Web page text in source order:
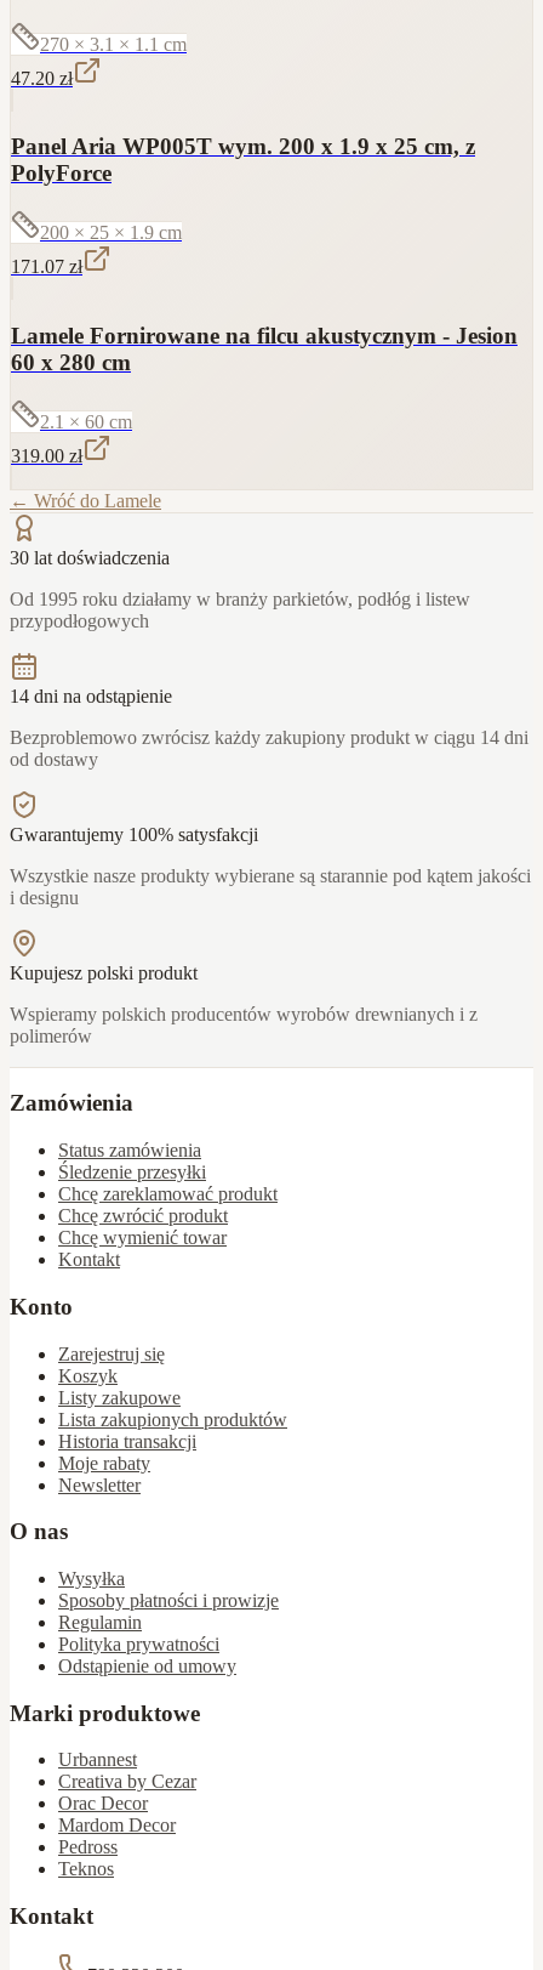
270 × 3.1 × 1.1 cm
47.20 zł
Panel Aria WP005T wym. 200 x 1.9 x 25 cm, z
PolyForce
200 × 25 × 1.9 cm
171.07 zł
Lamele Fornirowane na filcu akustycznym - Jesion
60 x 280 cm
2.1 × 60 cm
319.00 zł
← Wróć do Lamele
30 lat doświadczenia
Od 1995 roku działamy w branży parkietów, podłóg i listew
przypodłogowych
14 dni na odstąpienie
Bezproblemowo zwrócisz każdy zakupiony produkt w ciągu 14 dni
od dostawy
Gwarantujemy 100% satysfakcji
Wszystkie nasze produkty wybierane są starannie pod kątem jakości
i designu
Kupujesz polski produkt
Wspieramy polskich producentów wyrobów drewnianych i z
polimerów
Zamówienia
Status zamówienia
Śledzenie przesyłki
Chcę zareklamować produkt
Chcę zwrócić produkt
Chcę wymienić towar
Kontakt
Konto
Zarejestruj się
Koszyk
Listy zakupowe
Lista zakupionych produktów
Historia transakcji
Moje rabaty
Newsletter
O nas
Wysyłka
Sposoby płatności i prowizje
Regulamin
Polityka prywatności
Odstąpienie od umowy
Marki produktowe
Urbannest
Creativa by Cezar
Orac Decor
Mardom Decor
Pedross
Teknos
Kontakt